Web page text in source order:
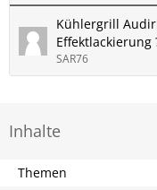
Kühlergrill
Effektlackierung
SAR76
Inhalte
Themen